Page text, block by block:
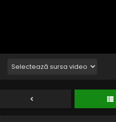
Miraculos:
Episodul 18 –